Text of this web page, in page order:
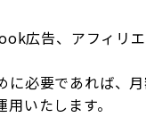
広告、アフィリ
に必要であれば
いたします。